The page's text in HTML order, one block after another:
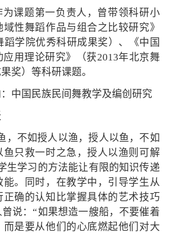
为课题第一负责人，曾带领科研小
性舞蹈作品与组合之比较研究》
蹈学院优秀科研成果奖）、《中国
用理论研究》（获2013年北京舞
奖）等科研课题。
中国民族民间舞教学及编创研究
不如授人以渔，授人以鱼，不如
鱼只救一时之急，授人以渔则可解
生学习的方法能让有限的知识传递
能。同时，在教学中，引导学生从
正确的认知比掌握具体的艺术技巧
说：“如果想造一艘船，不要催着
而是要从他们的心底燃起他们对大